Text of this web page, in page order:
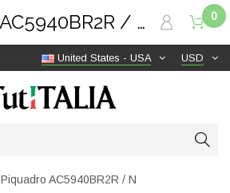
USD
United States - USA
0
Piquadro AC5940BR2R / N
Piquadro AC5940BR2R / N | TutITALIA